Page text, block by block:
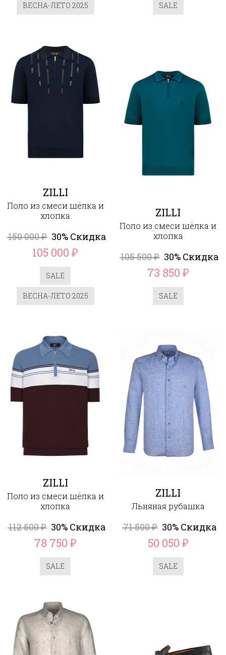
ВЕСНА-ЛЕТО 2025 SALE
ZILLI
Поло из смеси шёлка и
хлопка
150 000₽ 30% Скидка
105 000₽
SALE
ВЕСНА-ЛЕТО 2025
ZILLI
Поло из смеси шёлка и
хлопка
105 500₽ 30% Скидка
73 850 ₽
SALE
ZILLI
Поло из смеси шёлка и
хлопка
112 500₽ 30% Скидка
78 750 ₽
SALE
ZILLI
Льняная рубашка
71 500₽ 30% Скидка
50 050 ₽
SALE